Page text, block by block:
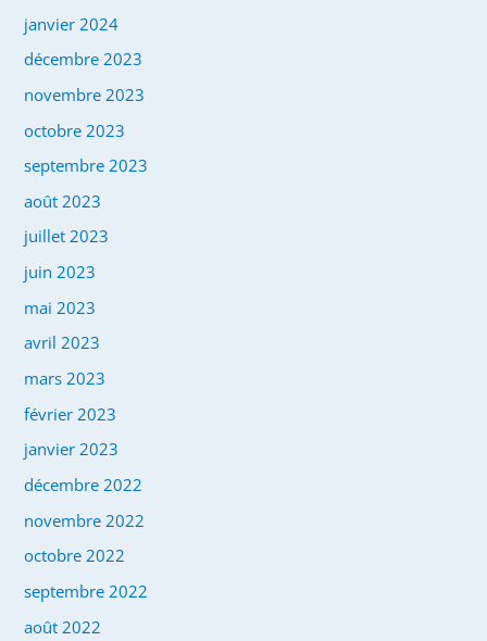
janvier 2024
décembre 2023
novembre 2023
octobre 2023
septembre 2023
août 2023
juillet 2023
juin 2023
mai 2023
avril 2023
mars 2023
février 2023
janvier 2023
décembre 2022
novembre 2022
octobre 2022
septembre 2022
août 2022